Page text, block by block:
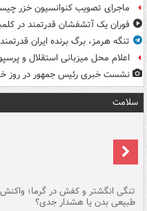
ماجرای تصویب کنوانسیون خزر
فوران یک آتشفشان قدرتمند در
تنگه هرمز، برگ برنده ایران
اعلام محل میزبانی استقلال و
نشست خبری رئیس جمهور در روز
سلامت
تنگی انگشتر و کفش در گرما؛ واکنش
طبیعی بدن یا هشدار جدی؟